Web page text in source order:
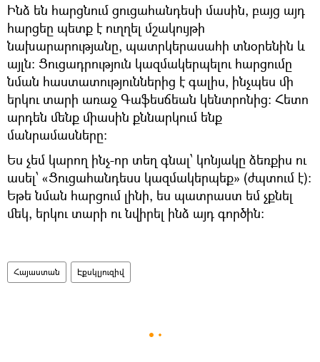
Ինձ են հարցնում ցուցահանդեսի մասին, բայց այդ
հարցեը պետք է ուղղել մշակույթի
նախարարությանը, պատրկերասահի տնօրենին և
այլն։ Ցուցադրություն կազմակերպելու հարցումը
նման հաստատություններից է գալիս, ինչպես մի
երկու տարի առաջ Գաֆեսճեան կենտրոնից։ Հետո
արդեն մենք միասին քննարկում ենք
մանրամասները։
Ես չեմ կարող ինչ-որ տեղ գնալ՝ կոնյակը ձեռքիս ու
ասել՝ «Ցուցահանդեսս կազմակերպեք» (ժպտում է)։
Եթե նման հարցում լինի, ես պատրաստ եմ չքնել
մեկ, երկու տարի ու նվիրել ինձ այդ գործին։
Հայաստան Էքսկլյուզիվ